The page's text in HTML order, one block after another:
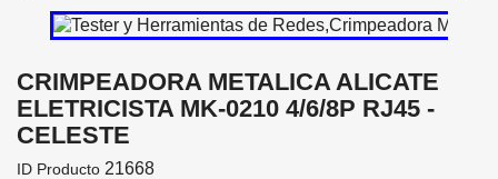
CRIMPEADORA METALICA ALICATE
ELETRICISTA MK-0210 4/6/8P RJ45 -
CELESTE
ID Producto 21668